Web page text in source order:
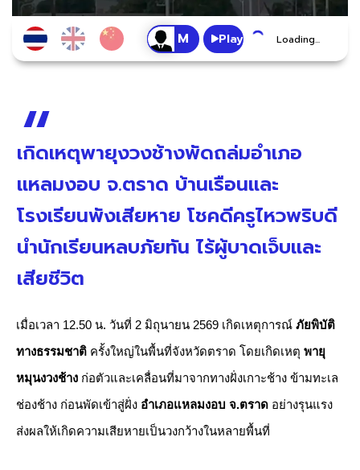
Play Loading...
เกิดเหตุพายุงวงช้างพัดถล่มอำเภอ
แหลมงอบ จ.ตราด บ้านเรือนและ
โรงเรียนพังเสียหาย โชคดีครูไหวพริบดี
นำนักเรียนหลบภัยทัน ไร้ผู้บาดเจ็บและ
เสียชีวิต
เมื่อเวลา 12.50 น. วันที่ 2 มิถุนายน 2569 เกิดเหตุการณ์ ภัยพิบัติ
ทางธรรมชาติ ครั้งใหญ่ในพื้นที่จังหวัดตราด โดยเกิดเหตุ พายุ
หมุนงวงช้าง ก่อตัวและเคลื่อนที่มาจากทางฝั่งเกาะช้าง ข้ามทะเล
ช่องช้าง ก่อนพัดเข้าสู่ฝั่ง อำเภอแหลมงอบ จ.ตราด อย่างรุนแรง
ส่งผลให้เกิดความเสียหายเป็นวงกว้างในหลายพื้นที่